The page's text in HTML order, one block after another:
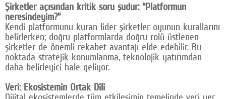
Şirketler açısından kritik soru şudur: “Platformun
neresindeyim?”
Kendi platformunu kuran lider şirketler oyunun kurallarını
belirlerken; doğru platformlarda doğru rolü üstlenen
şirketler de önemli rekabet avantajı elde edebilir. Bu
noktada stratejik konumlanma, teknolojik yatırımdan
daha belirleyici hale geliyor.
Veri: Ekosistemin Ortak Dili